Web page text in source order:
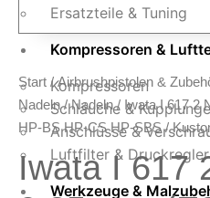
Ersatzteile & Tuning
Kompressoren &
Kompressoren
Schläuche &
Anschlüsse &
Luftfilter & Druckregler
Werkzeuge &
Start /Airbrushpistolen &
Nadeln/Nadeln/ Iwata I 617 2
HP-BS HP-CS HP-SBS /
Iwata I 617